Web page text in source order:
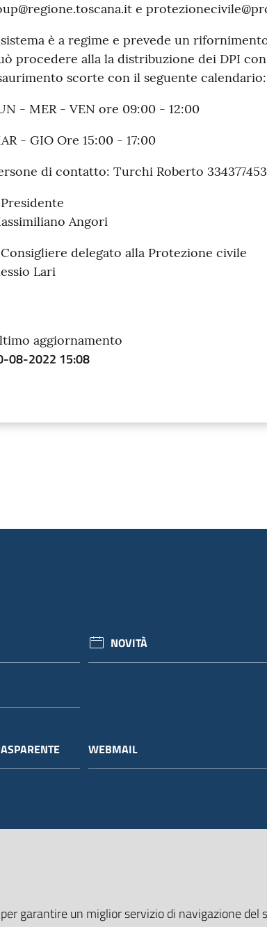
e
è a regime e prevede un
procedere alla la distribuzione dei DPI
scorte con il seguente calendario:
- MER - VEN ore 09:00 - 12:00
- GIO Ore 15:00 - 17:00
di contatto: Turchi Roberto
Angori
delegato alla Protezione civile
Lari
aggiornamento
08-2022 15:08
NOVITÀ
WEBMAIL
garantire un miglior servizio di navigazione del